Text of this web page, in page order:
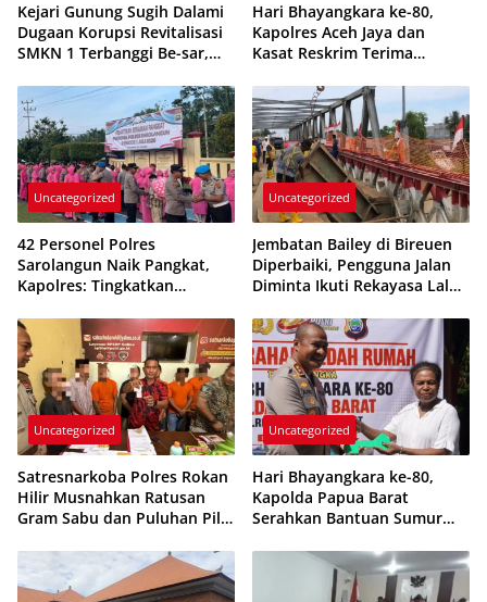
Kejari Gunung Sugih Dalami
Dugaan Korupsi Revitalisasi
SMKN 1 Terbanggi Be-sar,
Dipanggil
Hari Bhayangkara ke-80,
Kapolres Aceh Jaya dan
Kasat Reskrim Terima
atas Prestasi Ungkap Kasus
Kriminal
Uncategorized
42 Personel Polres
Sarolangun Naik Pangkat,
Kapolres: Tingkatkan
Pelayanan
Uncategorized
Jembatan Bailey di Bireuen
Diperbaiki, Pengguna Jalan
Diminta Ikuti Rekayasa Lalu
Uncategorized
Satresnarkoba Polres Rokan
Hilir Musnahkan Ratusan
Gram Sabu dan Puluhan Pil
Uncategorized
Hari Bhayangkara ke-80,
Kapolda Papua Barat
Serahkan Bantuan Sumur
di Manokwari